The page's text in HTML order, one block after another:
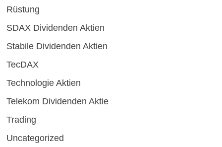
Rüstung
SDAX Dividenden Aktien
Stabile Dividenden Aktien
TecDAX
Technologie Aktien
Telekom Dividenden Aktie
Trading
Uncategorized